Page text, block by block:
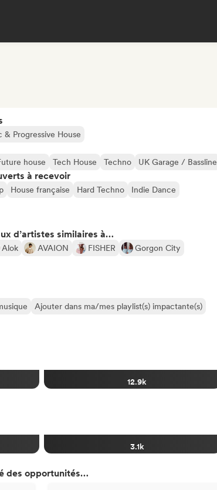
& Progressive House
house Tech House Techno UK Garage / Bassline
à recevoir
House française Hard Techno
Indie Dance
d’artistes similaires à…
Alok AVAION FISHER
Gorgon City
Ajouter dans ma/mes playlist(s) impactante(s)
12.9k
3.1k
des opportunités…